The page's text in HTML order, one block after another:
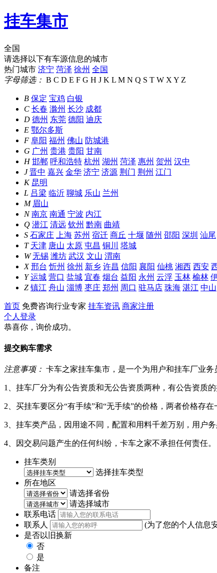
挂车集市
全国
请选择以下有车源信息的城市
热门城市 济宁 菏泽 徐州 全国
字母筛选： B C D E F G H J K L M N Q S T W X Y Z
B 保定 宝鸡 白银
C 长春 滁州 长沙 成都
D 德州 东莞 德阳 迪庆
E 鄂尔多斯
F 阜阳 福州 佛山 防城港
G 广州 贵港 贵阳 甘南
H 邯郸 呼和浩特 杭州 湖州 菏泽 惠州 贺州 汉中
J 晋中 嘉兴 金华 济宁 济源 荆门 荆州 江门
K 昆明
L 吕梁 临沂 聊城 乐山 兰州
M 眉山
N 南京 南通 宁波 内江
Q 潜江 清远 钦州 黔南 曲靖
S 石家庄 上海 苏州 宿迁 商丘 十堰 随州 邵阳 深圳 汕尾
T 天津 唐山 太原 屯昌 铜川
塔城
W 无锡 潍坊 武汉 文山 渭南
X 邢台 忻州 徐州 新乡 许昌 信阳 襄阳 仙桃 湘西 西安
Y 运城 营口 盐城 宜春 烟台 益阳 永州 云浮 玉林 榆林
Z 镇江 舟山 淄博 枣庄 郑州 周口 驻马店 珠海 湛江 中山
首页 免费咨询行业专家 挂车资讯 商家注册
个人登录
恭喜你，询价成功。
提交购车需求
注意事项： 卡车之家挂车集市，是一个为用户和挂车厂业
1、挂车厂分为有公告资质和无公告资质两种，有公告资质
2、买挂车要区分“有手续”和“无手续”的价格，两者价格存
3、挂车类产品，因用途不同，配置和用料千差万别，用户
4、因交易问题产生的任何纠纷，卡车之家不承担任何责任。
挂车类别
选择挂车类型
所在地区
请选择省份
请选择城市
联系电话
联系人
(为了您的个人信息
是否以旧换新
否
是
备注